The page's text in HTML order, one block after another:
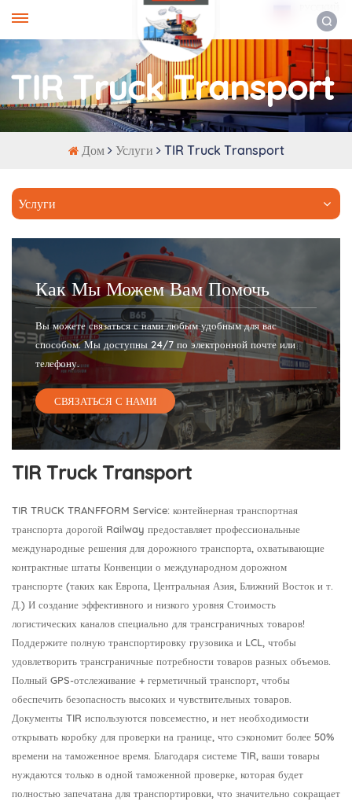
TIR Truck Transport
Дом Услуги TIR Truck Transport
Услуги
Как Мы Можем Вам Помочь
Вы можете связаться с нами любым удобным для вас
способом. Мы доступны 24/7 по электронной почте или
телефону.
СВЯЗАТЬСЯ С НАМИ
TIR Truck Transport
TIR TRUCK TRANFFORM Service: контейнерная транспортная
транспорта дорогой Railway предоставляет профессиональные
международные решения для дорожного транспорта, охватывающие
контрактные штаты Конвенции о международном дорожном
транспорте (таких как Европа, Центральная Азия, Ближний Восток и т.
Д.) И создание эффективного и низкого уровня Стоимость
логистических каналов специально для трансграничных товаров!
Поддержите полную транспортировку грузовика и LCL, чтобы
удовлетворить трансграничные потребности товаров разных объемов.
Полный GPS-отслеживание + герметичный транспорт, чтобы
обеспечить безопасность высоких и чувствительных товаров.
Документы TIR используются повсеместно, и нет необходимости
открывать коробку для проверки на границе, что сэкономит более 50%
времени на таможенное время. Благодаря системе TIR, ваши товары
нуждаются только в одной таможенной проверке, которая будет
полностью запечатана для транспортировки, что значительно сокращает